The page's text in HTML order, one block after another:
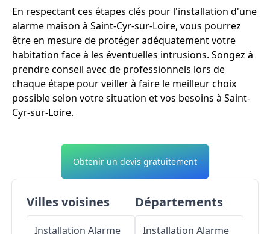
En respectant ces étapes clés pour l'installation d'une
alarme maison à Saint-Cyr-sur-Loire, vous pourrez
être en mesure de protéger adéquatement votre
habitation face à les éventuelles intrusions. Songez à
prendre conseil avec de professionnels lors de
chaque étape pour veiller à faire le meilleur choix
possible selon votre situation et vos besoins à Saint-
Cyr-sur-Loire.
Obtenir un devis gratuitement
Villes voisines
Installation Alarme
Départements
Installation Alarme